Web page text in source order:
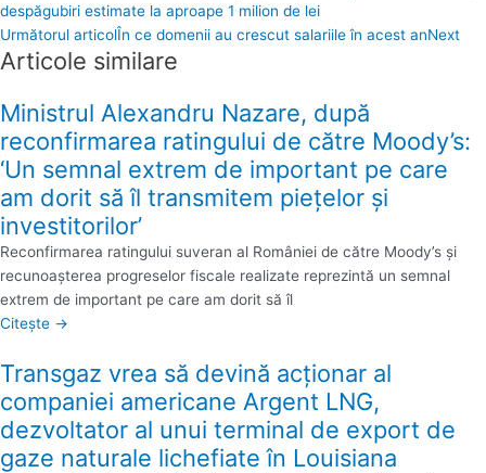
despăgubiri estimate la aproape 1 milion de lei
Următorul articolÎn ce domenii au crescut salariile în acest anNext
Articole similare
Ministrul Alexandru Nazare, după
reconfirmarea ratingului de către Moody’s:
‘Un semnal extrem de important pe care
am dorit să îl transmitem pieţelor şi
investitorilor’
Reconfirmarea ratingului suveran al României de către Moody’s şi
recunoaşterea progreselor fiscale realizate reprezintă un semnal
extrem de important pe care am dorit să îl
Citește →
Transgaz vrea să devină acţionar al
companiei americane Argent LNG,
dezvoltator al unui terminal de export de
gaze naturale lichefiate în Louisiana